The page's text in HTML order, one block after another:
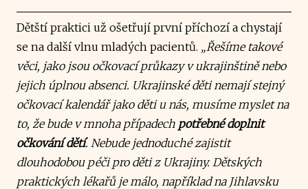
Dětští praktici už ošetřují první příchozí a chystají
se na další vlnu mladých pacientů. „Řešíme takové
věci, jako jsou očkovací průkazy v ukrajinštině nebo
jejich úplnou absenci. Ukrajinské děti nemají stejný
očkovací kalendář jako děti u nás, musíme myslet na
to, že bude v mnoha případech potřebné doplnit
očkování dětí. Nebude jednoduché zajistit
dlouhodobou péči pro děti z Ukrajiny. Dětských
praktických lékařů je málo, například na Jihlavsku